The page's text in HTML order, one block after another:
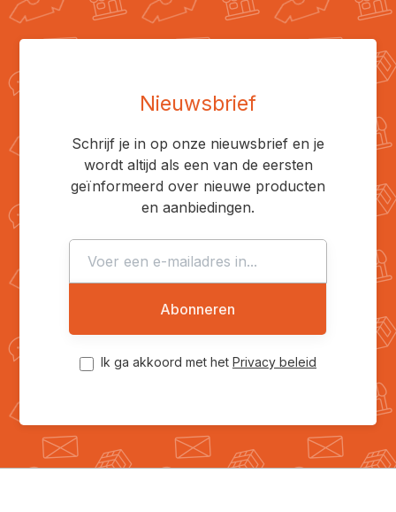
Nieuwsbrief
Schrijf je in op onze nieuwsbrief en je
wordt altijd als een van de eersten
geïnformeerd over nieuwe producten
en aanbiedingen.
Abonneren
Ik ga akkoord met het Privacy beleid